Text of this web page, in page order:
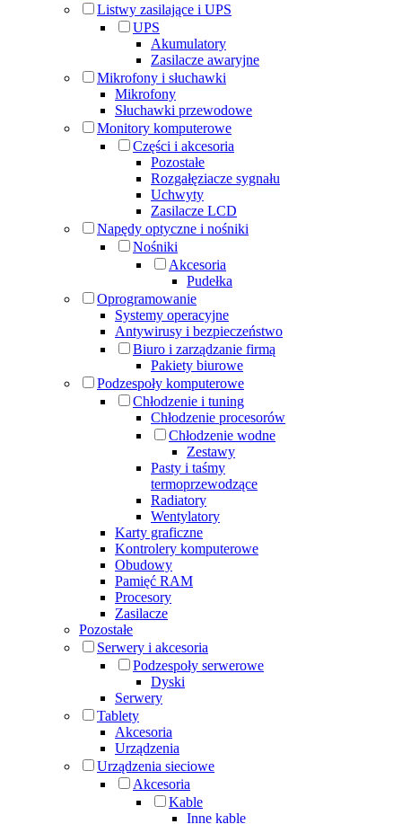
Listwy zasilające i UPS
UPS
Akumulatory
Zasilacze awaryjne
Mikrofony i słuchawki
Mikrofony
Słuchawki przewodowe
Monitory komputerowe
Części i akcesoria
Pozostałe
Rozgałęziacze sygnału
Uchwyty
Zasilacze LCD
Napędy optyczne i nośniki
Nośniki
Akcesoria
Pudełka
Oprogramowanie
Systemy operacyjne
Antywirusy i bezpieczeństwo
Biuro i zarządzanie firmą
Pakiety biurowe
Podzespoły komputerowe
Chłodzenie i tuning
Chłodzenie procesorów
Chłodzenie wodne
Zestawy
Pasty i taśmy
termoprzewodzące
Radiatory
Wentylatory
Karty graficzne
Kontrolery komputerowe
Obudowy
Pamięć RAM
Procesory
Zasilacze
Pozostałe
Serwery i akcesoria
Podzespoły serwerowe
Dyski
Serwery
Tablety
Akcesoria
Urządzenia
Urządzenia sieciowe
Akcesoria
Kable
Inne kable